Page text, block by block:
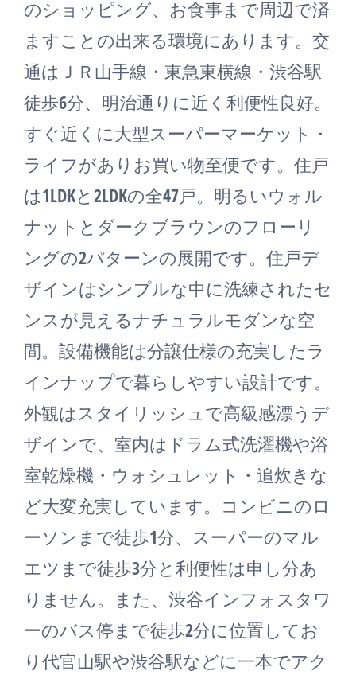
のショッピング、お食事まで周辺で済
ますことの出来る環境にあります。交
通はＪＲ山手線・東急東横線・渋谷駅
徒歩6分、明治通りに近く利便性良好。
すぐ近くに大型スーパーマーケット・
ライフがありお買い物至便です。住戸
は1LDKと2LDKの全47戸。明るいウォル
ナットとダークブラウンのフローリ
ングの2パターンの展開です。住戸デ
ザインはシンプルな中に洗練されたセ
ンスが見えるナチュラルモダンな空
間。設備機能は分譲仕様の充実したラ
インナップで暮らしやすい設計です。
外観はスタイリッシュで高級感漂うデ
ザインで、室内はドラム式洗濯機や浴
室乾燥機・ウォシュレット・追炊きな
ど大変充実しています。コンビニのロ
ーソンまで徒歩1分、スーパーのマル
エツまで徒歩3分と利便性は申し分あ
りません。また、渋谷インフォスタワ
ーのバス停まで徒歩2分に位置してお
り代官山駅や渋谷駅などに一本でアク